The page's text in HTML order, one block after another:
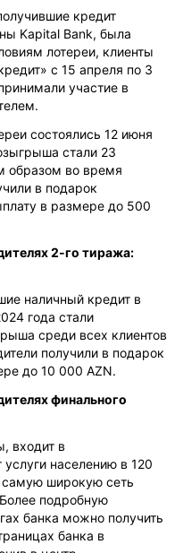
кредит
Kapital Bank, была
лотереи, клиенты
с 15 апреля по 3
участие в
состоялись 12 июня
стали 23
образом во время
в подарок
в размере до 500
2-го тиража:
наличный кредит в
года стали
среди всех клиентов
получили в подарок
до 10 000 AZN.
финального
входит в
услуги населению в 120
самую широкую сеть
подробную
банка можно получить
банка в